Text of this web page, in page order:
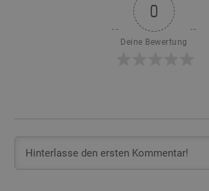
0
Deine Bewertung